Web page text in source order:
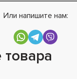
Или напишите нам: